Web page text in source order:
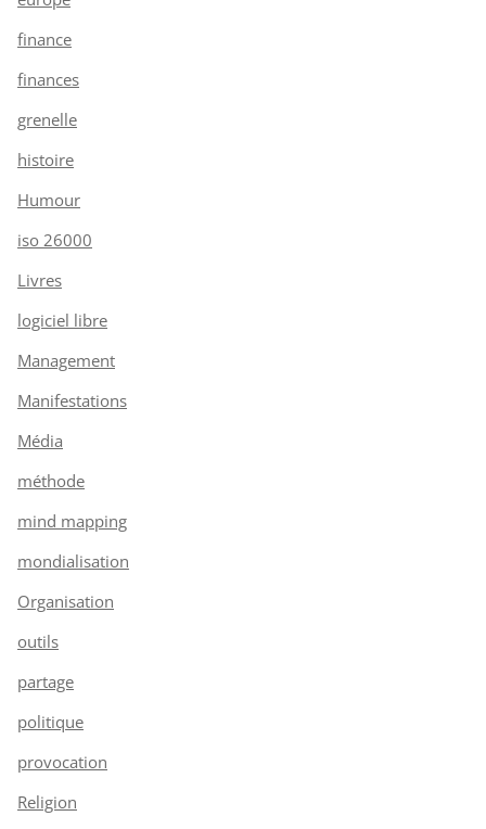
finance
finances
grenelle
histoire
Humour
iso 26000
Livres
logiciel libre
Management
Manifestations
Média
méthode
mind mapping
mondialisation
Organisation
outils
partage
politique
provocation
Religion